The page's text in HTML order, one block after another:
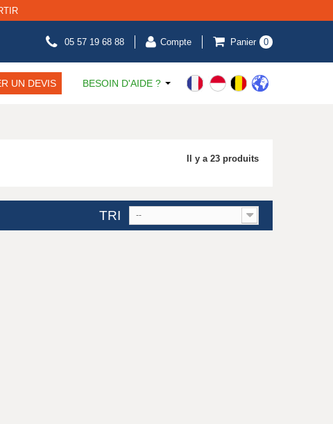
05 57 19 68 88 Compte Panier 0
UN DEVIS BESOIN D'AIDE ?
Il y a 23 produits
TRI --